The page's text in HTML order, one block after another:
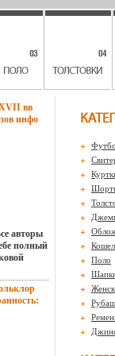
вв
инфо
авторы
полный
найдут
с
как
172
16
Поло